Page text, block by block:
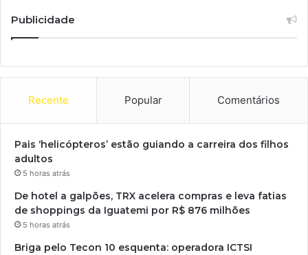
Publicidade
Recente Popular Comentários
Pais ‘helicópteros’ estão guiando a carreira dos filhos
adultos
5 horas atrás
De hotel a galpões, TRX acelera compras e leva fatias
de shoppings da Iguatemi por R$ 876 milhões
5 horas atrás
Briga pelo Tecon 10 esquenta: operadora ICTSI